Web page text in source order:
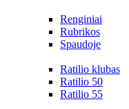
Renginiai
Rubrikos
Spaudoje
Ratilio klubas
Ratilio 50
Ratilio 55